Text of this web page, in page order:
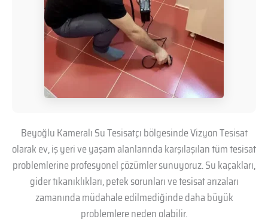
Beyoğlu Kameralı Su Tesisatçı bölgesinde Vizyon Tesisat
olarak ev, iş yeri ve yaşam alanlarında karşılaşılan tüm tesisat
problemlerine profesyonel çözümler sunuyoruz. Su kaçakları,
gider tıkanıklıkları, petek sorunları ve tesisat arızaları
zamanında müdahale edilmediğinde daha büyük
problemlere neden olabilir.